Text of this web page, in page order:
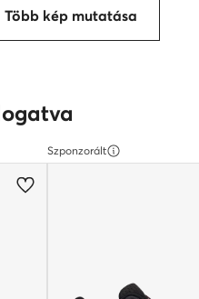
Több kép mutatása
Szponzorált